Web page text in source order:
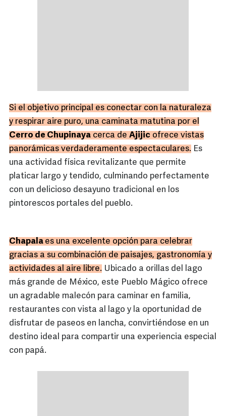
Si el objetivo principal es conectar con la naturaleza
y respirar aire puro, una caminata matutina por el
Cerro de Chupinaya cerca de Ajijic ofrece vistas
panorámicas verdaderamente espectaculares. Es
una actividad física revitalizante que permite
platicar largo y tendido, culminando perfectamente
con un delicioso desayuno tradicional en los
pintorescos portales del pueblo.
Chapala es una excelente opción para celebrar
gracias a su combinación de paisajes, gastronomía y
actividades al aire libre. Ubicado a orillas del lago
más grande de México, este Pueblo Mágico ofrece
un agradable malecón para caminar en familia,
restaurantes con vista al lago y la oportunidad de
disfrutar de paseos en lancha, convirtiéndose en un
destino ideal para compartir una experiencia especial
con papá.